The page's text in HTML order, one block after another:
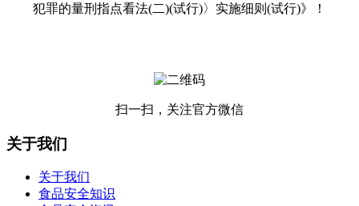
犯罪的量刑指点看法(二)(试行)〉实施细则(试行)》！
扫一扫，关注官方微信
关于我们
关于我们
食品安全知识